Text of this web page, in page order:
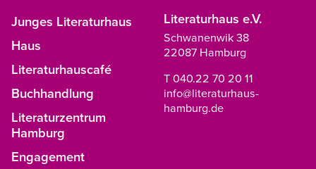
Junges Literaturhaus
Haus
Literaturhauscafé
Buchhandlung
Literaturzentrum
Hamburg
Engagement
Literaturhaus e.V.
Schwanenwik 38
22087 Hamburg
T 040.22 70 20 11
info@literaturhaus-
hamburg.de